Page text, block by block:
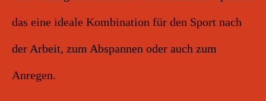
das eine ideale Kombination für den Sport nach
der Arbeit, zum Abspannen oder auch zum
Anregen.